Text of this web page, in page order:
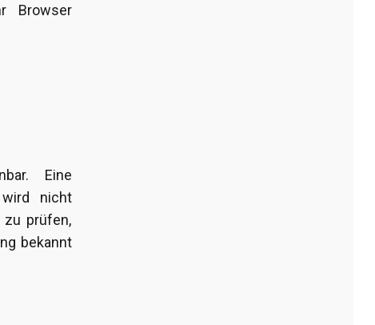
Browser
Eine
wird nicht
zu prüfen,
bekannt